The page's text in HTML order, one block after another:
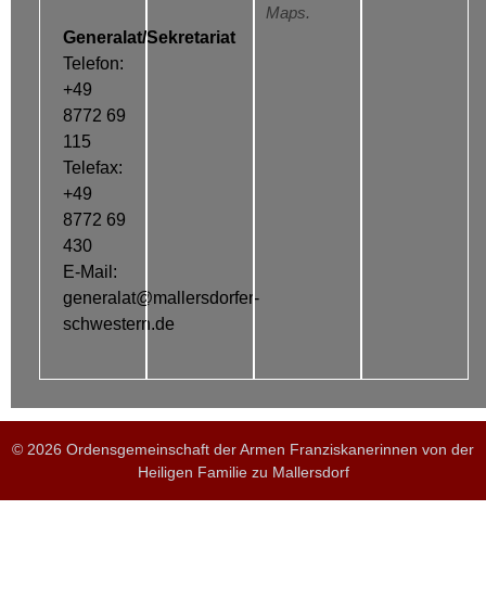
Generalat/Sekretariat
Telefon:
+49
8772 69
115
Telefax:
+49
8772 69
430
E-Mail:
generalat@mallersdorfer-
schwestern.de
Maps.
© 2026 Ordensgemeinschaft der Armen Franziskanerinnen von der
Heiligen Familie zu Mallersdorf